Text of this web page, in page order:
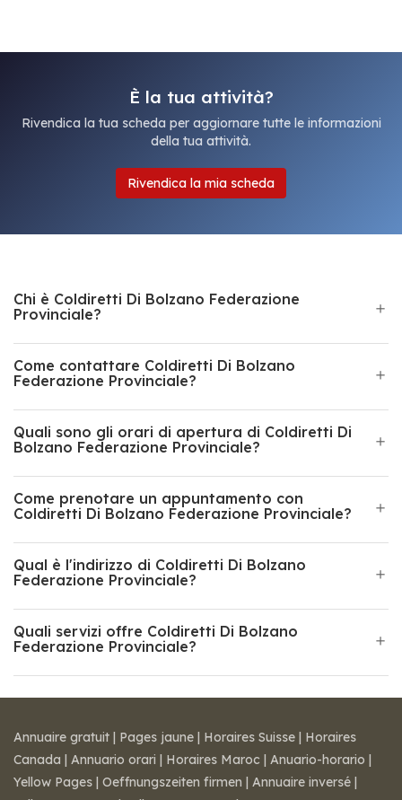
È la tua attività?
Rivendica la tua scheda per aggiornare tutte le informazioni
della tua attività.
Rivendica la mia scheda
Chi è Coldiretti Di Bolzano Federazione
Provinciale?
Come contattare Coldiretti Di Bolzano
Federazione Provinciale?
Quali sono gli orari di apertura di Coldiretti Di
Bolzano Federazione Provinciale?
Come prenotare un appuntamento con
Coldiretti Di Bolzano Federazione Provinciale?
Qual è l'indirizzo di Coldiretti Di Bolzano
Federazione Provinciale?
Quali servizi offre Coldiretti Di Bolzano
Federazione Provinciale?
Annuaire gratuit | Pages jaune | Horaires Suisse | Horaires
Canada | Annuario orari | Horaires Maroc | Anuario-horario |
Yellow Pages | Oeffnungszeiten firmen | Annuaire inversé |